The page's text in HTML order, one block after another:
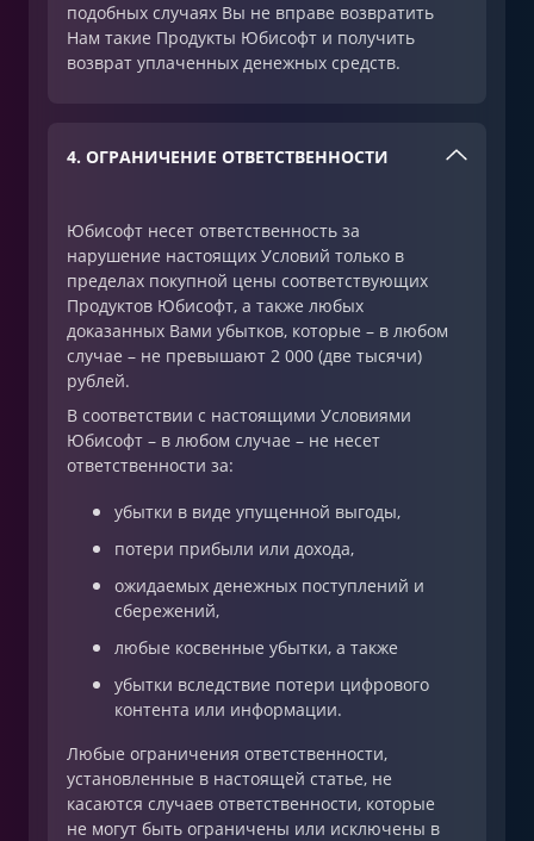
подобных случаях Вы не вправе возвратить
Нам такие Продукты Юбисофт и получить
возврат уплаченных денежных средств.
4. ОГРАНИЧЕНИЕ ОТВЕТСТВЕННОСТИ
Юбисофт несет ответственность за
нарушение настоящих Условий только в
пределах покупной цены соответствующих
Продуктов Юбисофт, а также любых
доказанных Вами убытков, которые – в любом
случае – не превышают 2 000 (две тысячи)
рублей.
В соответствии с настоящими Условиями
Юбисофт – в любом случае – не несет
ответственности за:
убытки в виде упущенной выгоды,
потери прибыли или дохода,
ожидаемых денежных поступлений и
сбережений,
любые косвенные убытки, а также
убытки вследствие потери цифрового
контента или информации.
Любые ограничения ответственности,
установленные в настоящей статье, не
касаются случаев ответственности, которые
не могут быть ограничены или исключены в